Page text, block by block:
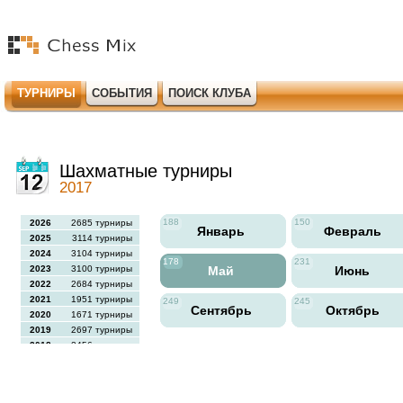
ТУРНИРЫ СОБЫТИЯ ПОИСК КЛУБА
Шахматные турниры
2017
2026
2685 турниры
2025
3114 турниры
2024
3104 турниры
2023
3100 турниры
2022
2684 турниры
2021
1951 турниры
2020
1671 турниры
2019
2697 турниры
2018
2456 турниры
188
Январь
150
Февраль
178
Май
231
Июнь
249
Сентябрь
245
Октябрь